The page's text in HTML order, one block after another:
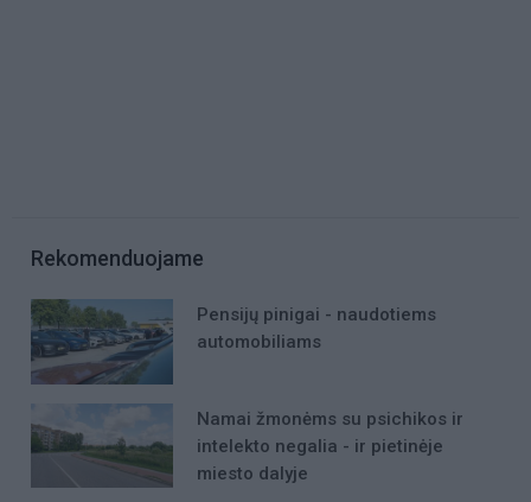
Rekomenduojame
Pensijų pinigai - naudotiems
automobiliams
Namai žmonėms su psichikos ir
intelekto negalia - ir pietinėje
miesto dalyje